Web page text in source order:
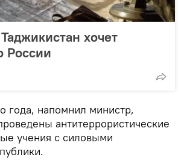
хочет
России
года, напомнил министр,
антитеррористические
учения с силовыми